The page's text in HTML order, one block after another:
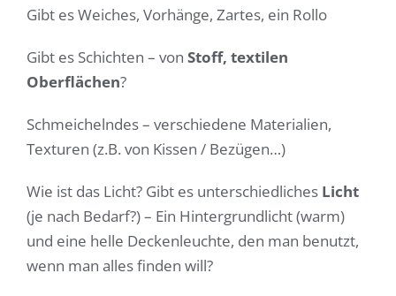
Gibt es Weiches, Vorhänge, Zartes, ein Rollo
Gibt es Schichten – von Stoff, textilen
Oberflächen?
Schmeichelndes – verschiedene Materialien,
Texturen (z.B. von Kissen / Bezügen…)
Wie ist das Licht? Gibt es unterschiedliches Licht
(je nach Bedarf?) – Ein Hintergrundlicht (warm)
und eine helle Deckenleuchte, den man benutzt,
wenn man alles finden will?